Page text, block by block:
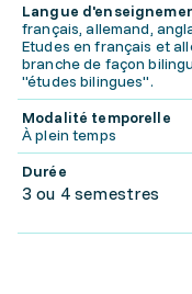
Langue
français, allemand,
Etudes en français et
branche de façon
"études bilingues".
Modalité temporelle
À plein temps
Durée
3 ou 4 semestres